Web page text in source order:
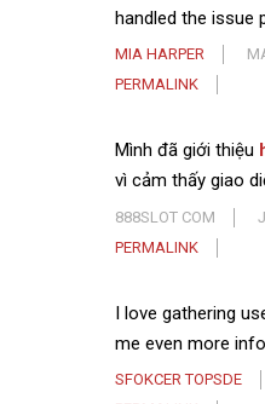
handled the issue
MIA HARPER
PERMALINK
Mình đã giới thiệu
vì cảm thấy giao
888SLOT COM
PERMALINK
I love gathering
me even more info!
SFOKCER TOPSDE